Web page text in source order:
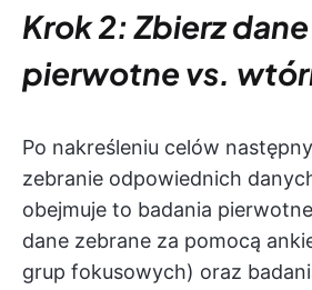
Krok 2: Zbierz
pierwotne vs.
Po nakreśleniu celów
zebranie odpowiednich
obejmuje to badania
dane zebrane za pomocą
grup fokusowych) oraz